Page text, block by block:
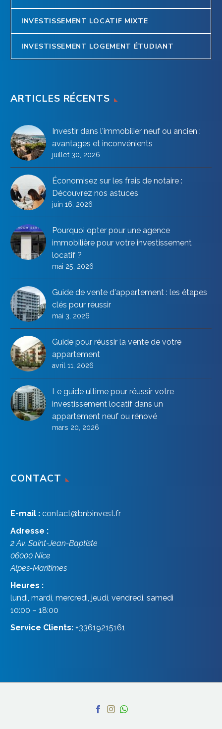
INVESTISSEMENT LOCATIF MIXTE
INVESTISSEMENT LOGEMENT ÉTUDIANT
ARTICLES RÉCENTS
Investir dans l'immobilier neuf ou ancien :
avantages et inconvénients
juillet 30, 2026
Économisez sur les frais de notaire :
Découvrez nos astuces
juin 16, 2026
Pourquoi opter pour une agence
immobilière pour votre investissement
locatif ?
mai 25, 2026
Guide de vente d'appartement : les étapes
clés pour réussir
mai 3, 2026
Guide pour réussir la vente de votre
appartement
avril 11, 2026
Le guide ultime pour réussir votre
investissement locatif dans un
appartement neuf ou rénové
mars 20, 2026
CONTACT
E-mail : contact@bnbinvest.fr
Adresse :
2 Av. Saint-Jean-Baptiste
06000 Nice
Alpes-Maritimes
Heures :
lundi, mardi, mercredi, jeudi, vendredi, samedi
10:00 – 18:00
Service Clients: +33619215161